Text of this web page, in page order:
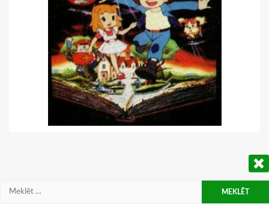
Meklēt: